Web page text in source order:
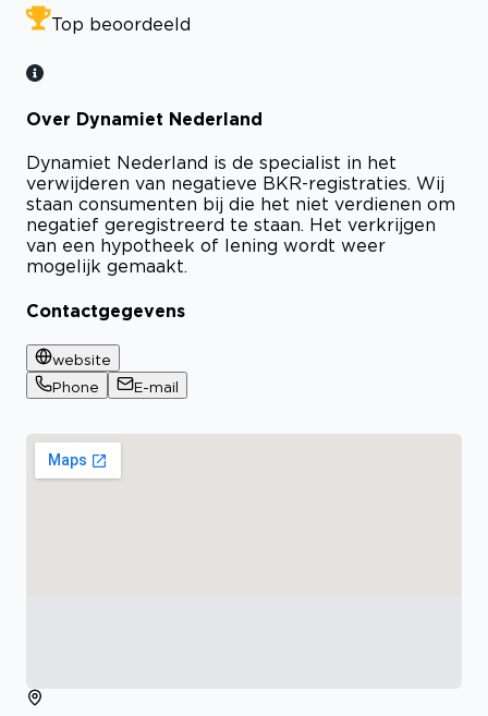
Top beoordeeld
Over Dynamiet Nederland
Dynamiet Nederland is de specialist in het
verwijderen van negatieve BKR-registraties. Wij
staan consumenten bij die het niet verdienen om
negatief geregistreerd te staan. Het verkrijgen
van een hypotheek of lening wordt weer
mogelijk gemaakt.
Contactgegevens
website
Phone
E-mail